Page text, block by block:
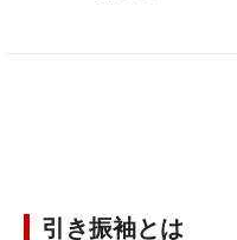
引き振袖とは